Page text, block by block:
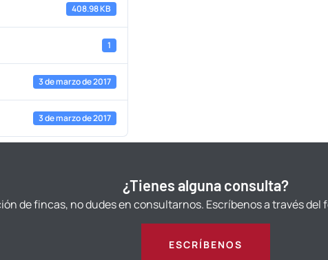
408.98 KB
1
3 de marzo de 2017
3 de marzo de 2017
¿Tienes alguna consulta?
de fincas, no dudes en consultarnos. Escríbenos a través
ESCRÍBENOS